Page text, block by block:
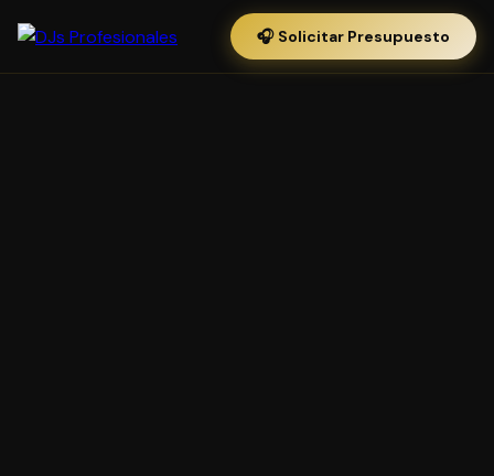
🎧 Solicitar Presupuesto